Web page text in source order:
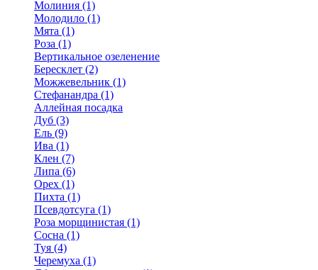
Молиния (1)
Молодило (1)
Мята (1)
Роза (1)
Вертикальное озеленение
Бересклет (2)
Можжевельник (1)
Стефанандра (1)
Аллейная посадка
Дуб (3)
Ель (9)
Ива (1)
Клен (7)
Липа (6)
Орех (1)
Пихта (1)
Псевдотсуга (1)
Роза морщинистая (1)
Сосна (1)
Туя (4)
Черемуха (1)